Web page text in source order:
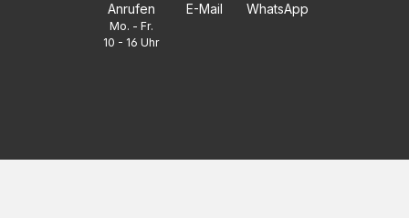
Anrufen
Mo. - Fr.
10 - 16 Uhr
E-Mail WhatsApp